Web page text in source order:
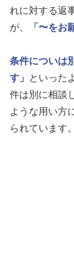
れに対する返
が、
「〜をお
条件についは
す」
といった
件は別に相談
ような用い方
られています。